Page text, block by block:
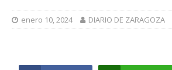
enero 10, 2024 DIARIO DE ZARAGOZA